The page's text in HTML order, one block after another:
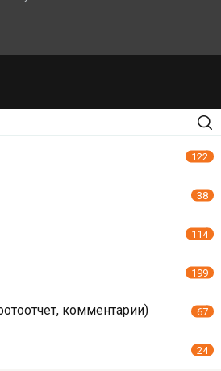
122
38
114
199
комментарии) 67
24